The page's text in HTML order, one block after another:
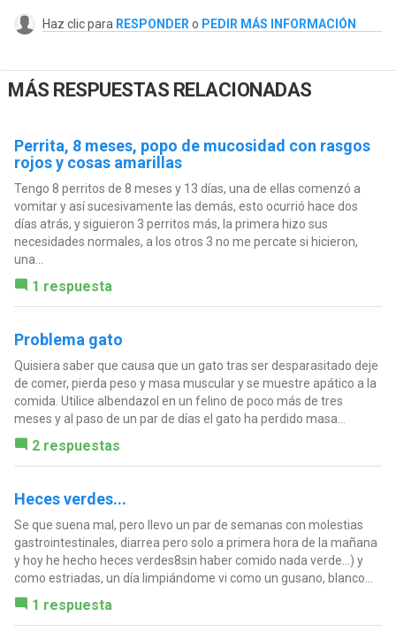
Haz clic para RESPONDER o PEDIR MÁS INFORMACIÓN
MÁS RESPUESTAS RELACIONADAS
Perrita, 8 meses, popo de mucosidad con rasgos
rojos y cosas amarillas
Tengo 8 perritos de 8 meses y 13 días, una de ellas comenzó a
vomitar y así sucesivamente las demás, esto ocurrió hace dos
días atrás, y siguieron 3 perritos más, la primera hizo sus
necesidades normales, a los otros 3 no me percate si hicieron,
una...
1 respuesta
Problema gato
Quisiera saber que causa que un gato tras ser desparasitado deje
de comer, pierda peso y masa muscular y se muestre apático a la
comida. Utilice albendazol en un felino de poco más de tres
meses y al paso de un par de días el gato ha perdido masa...
2 respuestas
Heces verdes...
Se que suena mal, pero llevo un par de semanas con molestias
gastrointestinales, diarrea pero solo a primera hora de la mañana
y hoy he hecho heces verdes8sin haber comido nada verde...) y
como estriadas, un día limpiándome vi como un gusano, blanco...
1 respuesta